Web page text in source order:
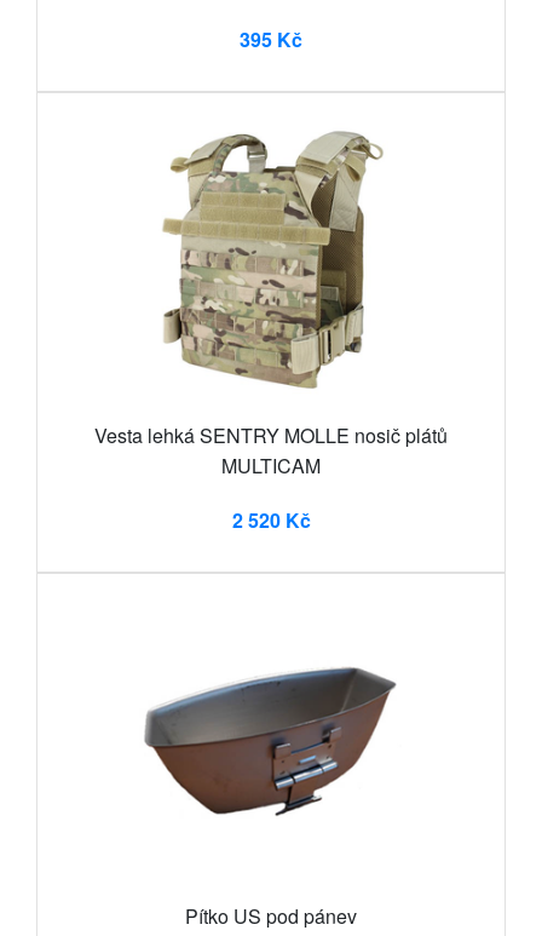
395 Kč
Vesta lehká SENTRY MOLLE nosič plátů
MULTICAM
2 520 Kč
Pítko US pod pánev